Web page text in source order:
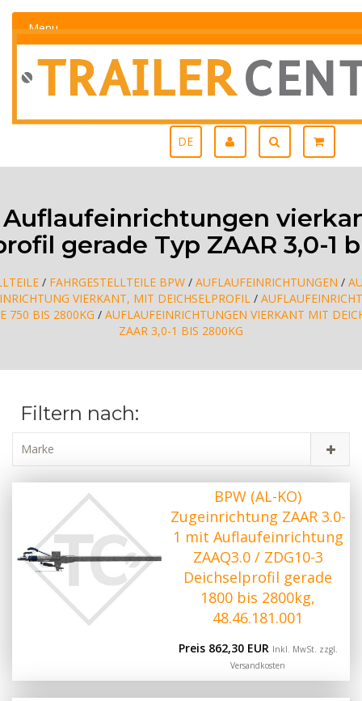
Menu
DE
Auflaufeinrichtungen
gerade Typ ZAAR 3,0-1
/ FAHRGESTELLTEILE BPW / AUFLAUFEINRICHTUNGEN /
VIERKANT, MIT DEICHSELPROFIL/
750 BIS 2800KG / AUFLAUFEINRICHTUNGEN VIERKANT MIT
ZAAR 3,0-1 BIS 2800KG
Filtern nach:
Marke
BPW (AL-KO)
Zugeinrichtung ZAAR 3.0-
1 mit Auflaufeinrichtung
ZAAQ3.0 / ZDG10-3
Deichselprofil gerade
1800 bis 2800kg,
48.46.181.001
Preis 862,30 EUR Inkl. MwSt. zzgl.
Versandkosten